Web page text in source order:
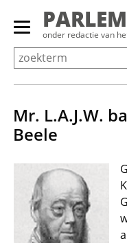
Overslaan
Primair
menu
tonen/verbergen
onder redactie van
Mr. L.A.J.W.
Beele